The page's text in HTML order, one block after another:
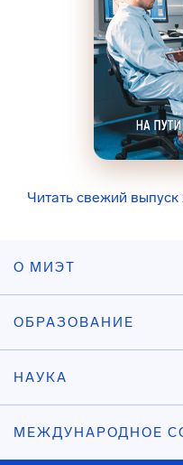
Читать свежий
О МИЭТ
ОБРАЗОВАНИЕ
НАУКА
МЕЖДУНАРОДНОЕ